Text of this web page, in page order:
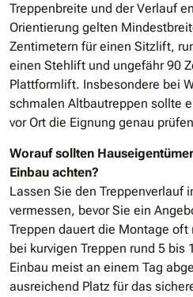
Treppenbreite und der Verlauf
Orientierung gelten
Zentimetern für einen Sitzlift,
einen Stehlift und ungefähr 90
Plattformlift. Insbesondere bei
schmalen Altbautreppen sollte
vor Ort die Eignung genau
Worauf sollten
Einbau achten?
Lassen Sie den Treppenverlauf
vermessen, bevor Sie ein
Treppen dauert die Montage oft
bei kurvigen Treppen rund 5 bis
Einbau meist an einem Tag
ausreichend Platz für das